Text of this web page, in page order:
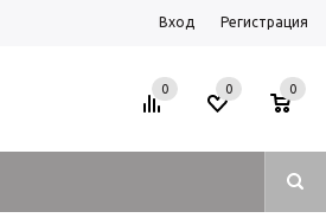
Вход Регистрация
0 0
0